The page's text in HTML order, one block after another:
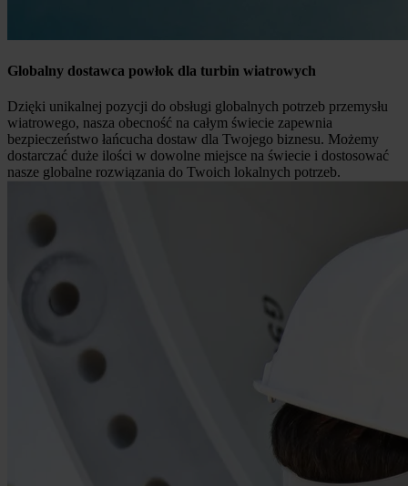
Globalny dostawca powłok dla turbin wiatrowych
Dzięki unikalnej pozycji do obsługi globalnych potrzeb przemysłu
wiatrowego, nasza obecność na całym świecie zapewnia
bezpieczeństwo łańcucha dostaw dla Twojego biznesu. Możemy
dostarczać duże ilości w dowolne miejsce na świecie i dostosować
nasze globalne rozwiązania do Twoich lokalnych potrzeb.